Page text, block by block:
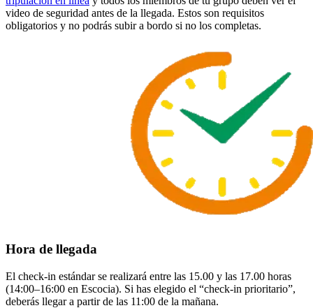
video de seguridad antes de la llegada. Estos son requisitos
obligatorios y no podrás subir a bordo si no los completas.
Hora de llegada
El check-in estándar se realizará entre las 15.00 y las 17.00 horas
(14:00–16:00 en Escocia). Si has elegido el “check-in prioritario”,
deberás llegar a partir de las 11:00 de la mañana.